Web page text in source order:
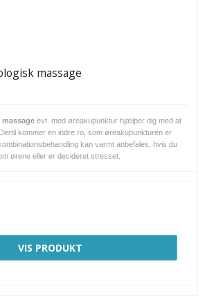
massage
evt. med øreakupunktur hjælper dig med at
kommer en indre ro, som øreakupunkturen er
kan varmt anbefales, hvis du
ørene eller er decideret stresset.
VIS PRODUKT